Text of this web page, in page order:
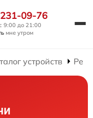
09-76
9:00 до 21:00
мне утром
устройств